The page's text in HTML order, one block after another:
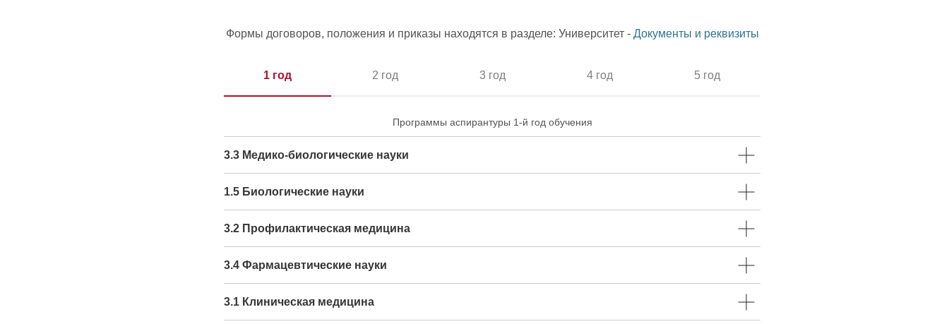
Формы договоров, положения и приказы находятся в разделе: Университет - Документы и реквизиты
1 год 2 год 3 год 4 год 5 год
Программы аспирантуры 1-й год обучения
3.3 Медико-биологические науки
1.5 Биологические науки
3.2 Профилактическая медицина
3.4 Фармацевтические науки
3.1 Клиническая медицина